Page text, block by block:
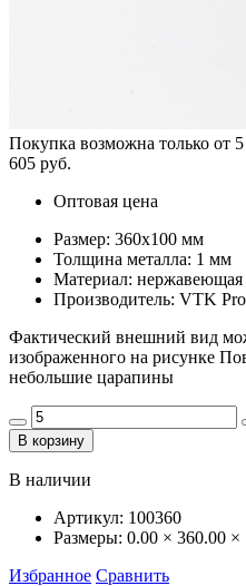
Покупка возможна только от 5
605 руб.
Оптовая цена
Размер: 360х100 мм
Толщина металла: 1 мм
Материал: нержавеющая
Производитель: VTK
Фактический внешний вид
изображенного на рисунке
небольшие царапины
В корзину
В наличии
Артикул: 100360
Размеры: 0.00 × 360.00
Избранное Сравнить